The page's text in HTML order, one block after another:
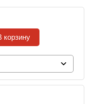
корзину